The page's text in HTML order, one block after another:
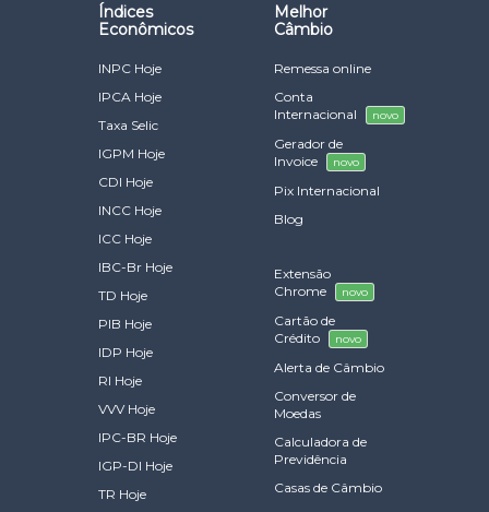
Índices
Econômicos
INPC Hoje
IPCA Hoje
Taxa Selic
IGPM Hoje
CDI Hoje
INCC Hoje
ICC Hoje
IBC-Br Hoje
TD Hoje
PIB Hoje
IDP Hoje
RI Hoje
VVV Hoje
IPC-BR Hoje
IGP-DI Hoje
TR Hoje
Melhor
Câmbio
Remessa online
Conta
Internacional
novo
Gerador de
Invoice
novo
Pix Internacional
Blog
Extensão
Chrome
novo
Cartão de
Crédito
novo
Alerta de Câmbio
Conversor de
Moedas
Calculadora de
Previdência
Casas de Câmbio